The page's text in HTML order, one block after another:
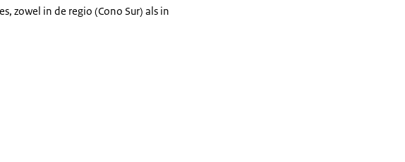
zowel in de regio (Cono Sur) als in